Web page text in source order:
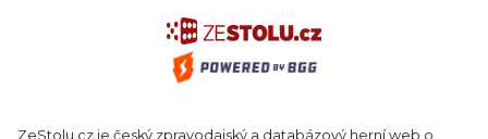
ZeStolu.cz je český zpravodajský a databázový herní web o